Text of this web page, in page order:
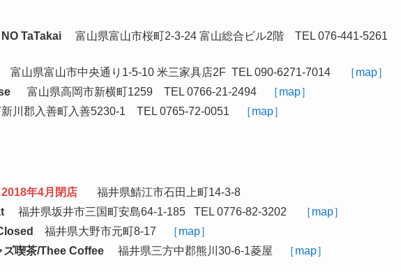
TaTakai 富山県富山市桜町2-3-24 富山総合ビル2階 TEL 076-441-5261
山県富山市中央通り1-5-10 米三家具店2F TEL 090-6271-7014
［map］
富山県高岡市新横町1259 TEL 0766-21-2494
［map］
川郡入善町入善5230-1 TEL 0765-72-0051 ［map］
年4月閉店 福井県鯖江市石田上町14-3-8
福井県坂井市三国町安島64-1-185 TEL 0776-82-3202
［map］
福井県大野市元町8-17
［map］
ズ喫茶/Thee Coffee 福井県三方中郡熊川30-6-1菱屋 ［map］